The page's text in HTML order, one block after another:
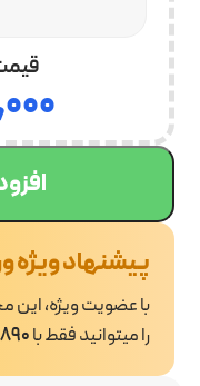
پیشنهاد ویژه
با عضویت ویژه،
را میتوانید فقط با890 هزار تومان